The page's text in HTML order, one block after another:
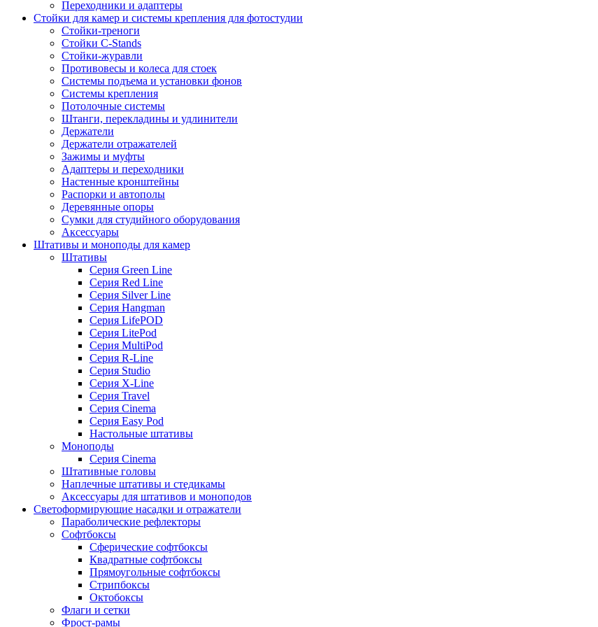
Переходники и адаптеры
Стойки для камер и системы крепления для фотостудии
Стойки-треноги
Стойки C-Stands
Стойки-журавли
Противовесы и колеса для стоек
Системы подъема и установки фонов
Системы крепления
Потолочные системы
Штанги, перекладины и удлинители
Держатели
Держатели отражателей
Зажимы и муфты
Адаптеры и переходники
Настенные кронштейны
Распорки и автополы
Деревянные опоры
Сумки для студийного оборудования
Аксессуары
Штативы и моноподы для камер
Штативы
Серия Green Line
Серия Red Line
Серия Silver Line
Серия Hangman
Серия LifePOD
Серия LitePod
Серия MultiPod
Серия R-Line
Серия Studio
Серия X-Line
Серия Travel
Серия Cinema
Серия Easy Pod
Настольные штативы
Моноподы
Серия Cinema
Штативные головы
Наплечные штативы и стедикамы
Аксессуары для штативов и моноподов
Светоформирующие насадки и отражатели
Параболические рефлекторы
Софтбоксы
Сферические софтбоксы
Квадратные софтбоксы
Прямоугольные софтбоксы
Стрипбоксы
Октобоксы
Флаги и сетки
Фрост-рамы